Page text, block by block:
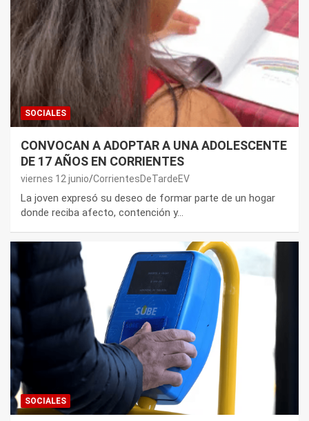
SOCIALES
CONVOCAN A ADOPTAR A UNA ADOLESCENTE
DE 17 AÑOS EN CORRIENTES
viernes 12 junio CorrientesDeTardeEV
La joven expresó su deseo de formar parte de un hogar
donde reciba afecto, contención y…
SOCIALES